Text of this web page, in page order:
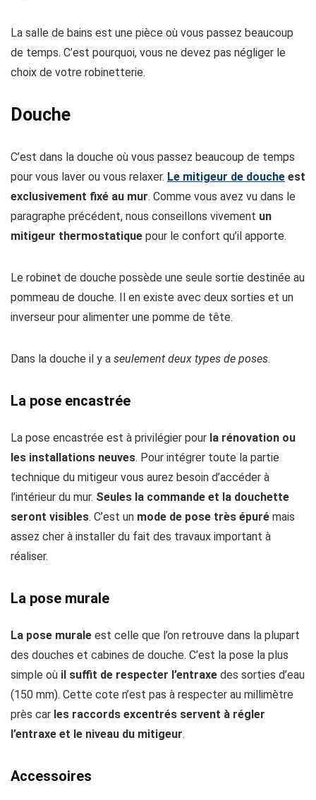
La salle de bains est une pièce où vous passez beaucoup
de temps. C’est pourquoi, vous ne devez pas négliger le
choix de votre robinetterie.
Douche
C’est dans la douche où vous passez beaucoup de temps
pour vous laver ou vous relaxer. Le mitigeur de douche est
exclusivement fixé au mur. Comme vous avez vu dans le
paragraphe précédent, nous conseillons vivement un
mitigeur thermostatique pour le confort qu’il apporte.
Le robinet de douche possède une seule sortie destinée au
pommeau de douche. Il en existe avec deux sorties et un
inverseur pour alimenter une pomme de tête.
Dans la douche il y a seulement deux types de poses.
La pose encastrée
La pose encastrée est à privilégier pour la rénovation ou
les installations neuves. Pour intégrer toute la partie
technique du mitigeur vous aurez besoin d’accéder à
l’intérieur du mur. Seules la commande et la douchette
seront visibles. C’est un mode de pose très épuré mais
assez cher à installer du fait des travaux important à
réaliser.
La pose murale
La pose murale est celle que l’on retrouve dans la plupart
des douches et cabines de douche. C’est la pose la plus
simple où il suffit de respecter l’entraxe des sorties d’eau
(150 mm). Cette cote n’est pas à respecter au millimètre
près car les raccords excentrés servent à régler
l’entraxe et le niveau du mitigeur.
Accessoires